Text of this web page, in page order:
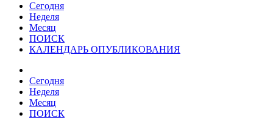
Сегодня
Неделя
Месяц
ПОИСК
КАЛЕНДАРЬ ОПУБЛИКОВАНИЯ
Сегодня
Неделя
Месяц
ПОИСК